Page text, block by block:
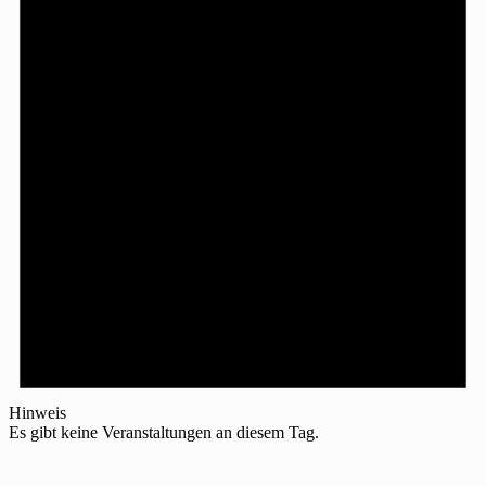
Hinweis
Es gibt keine Veranstaltungen an diesem Tag.